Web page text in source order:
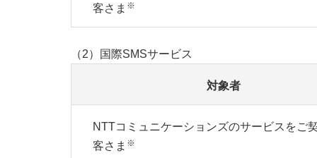
客さま ※
（2）国際SMSサービス
対象者
NTTコミュニケーションズのサービスをご
客さま ※